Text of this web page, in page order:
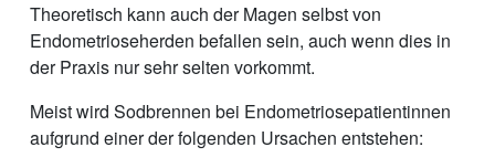
Theoretisch kann auch der Magen selbst von
Endometrioseherden befallen sein, auch wenn dies in
der Praxis nur sehr selten vorkommt.
Meist wird Sodbrennen bei Endometriosepatientinnen
aufgrund einer der folgenden Ursachen entstehen: